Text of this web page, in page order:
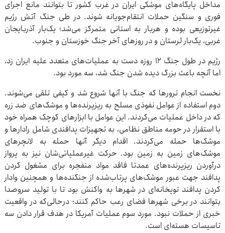
مداخل پایگاه‌های موشکی ایران در غرب کشور تا بتوانند مانع اجرای
فوری و سنگین حملات انتقام‌جویانه شوند. در طی جنگ آتش رژیم
غیرتوزیعی بوده و هربار به استانی متمرکز می‌شد؛ یک‌بار آذربایجان
غربی، یک‌بار لرستان و در روزهای آخر جنگ خوزستان و جنوب.
رژیم در طول جنگ ۱۲ روزه دست به عملیات‌های متعدد علیه ایران زد،
اما آنچه باعث بزرگ دیده شدن جنگ شد، سه مورد بود.
نخست انجام ترورها که جنگ با آنها شروع شد و کیفی تلقی می‌شوند.
دوم استفاده از عوامل نفوذی مسلح به ریزپرنده‌ها و موشک‌های ضد زره
که در داخل عملیات می‌کردند. این عوامل با ابزارهای کوچک همراه خود
با استقرار در حومه مناطق نظامی، به تجهیزات پدافندی شامل رادارها و
موشک‌ها حمله می‌کردند. اقدام دیگر آنها حمله به لانچرهای
موشک‌های زمین به زمین بود. حرکت غیرعملیاتی‌شان نیز به پرواز
درآوردن ریزپرنده‌های عمدتا فاقد مواد منفجره برای مشغول کردن
پدافند جهت عبور موشک‌های پرتاب‌شده از جنگنده‌ها و همچنین وادار
کردن پدافند توپخانه‌ای در شهرها به واکنش بود تا با تولید سروصدا
بتوانند در برخی شهرها فضای رعب حاکم کنند؛ درحالی‌که در واقعیت
خبری از حملات نبود. مورد سوم عملیات آمریکا در هدف قرار دادن سه
تاسیسات هسته‌ای است.